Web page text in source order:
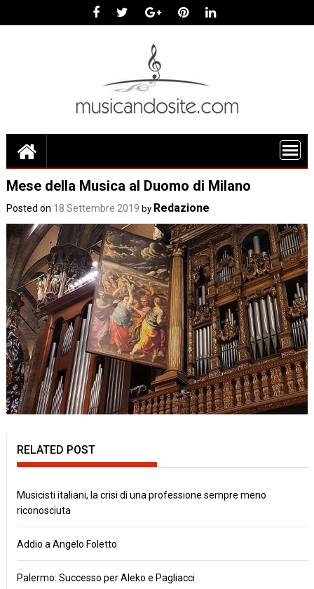
Mese della Musica al Duomo di Milano
Posted on 18 Settembre 2019 by Redazione
RELATED POST
Musicisti italiani, la crisi di una professione sempre meno
riconosciuta
Addio a Angelo Foletto
Palermo: Successo per Aleko e Pagliacci